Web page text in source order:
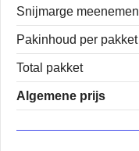
Snijmarge meenemen
Pakinhoud per pakket
Total pakket
Algemene prijs